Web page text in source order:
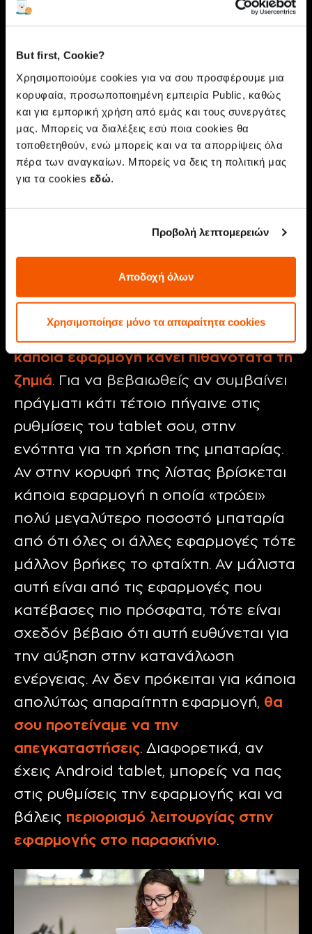
But first, Cookie?
Χρησιμοποιούμε cookies για να σου προσφέρουμε μια
κορυφαία, προσωποποιημένη εμπειρία Public, καθώς
και για εμπορική χρήση από εμάς και τους συνεργάτες
μας. Μπορείς να διαλέξεις εσύ ποια cookies θα
τοποθετηθούν, ενώ μπορείς και να τα απορρίψεις όλα
πέρα των αναγκαίων. Μπορείς να δεις τη πολιτική μας
για τα cookies εδώ.
Προβολή λεπτομερειών
Αποδοχή όλων
Χρησιμοποίησε μόνο τα απαραίτητα cookies
των εφαρμογών
Οι εφαρμογές που «τρέχουν» στο
παρασκήνιο μπορούν να
καταναλώσουν μεγάλο μέρος της
μπαταρίας χωρίς να χρησιμοποιείς τη
κάποια εφαρμογή κάνει πιθανότατα τη
ζημιά. Για να βεβαιωθείς αν συμβαίνει
πράγματι κάτι τέτοιο πήγαινε στις
ρυθμίσεις του tablet σου, στην
ενότητα για τη χρήση της μπαταρίας.
Αν στην κορυφή της λίστας βρίσκεται
κάποια εφαρμογή η οποία «τρώει»
πολύ μεγαλύτερο ποσοστό μπαταρία
από ότι όλες οι άλλες εφαρμογές τότε
μάλλον βρήκες το φταίχτη. Αν μάλιστα
αυτή είναι από τις εφαρμογές που
κατέβασες πιο πρόσφατα, τότε είναι
σχεδόν βέβαιο ότι αυτή ευθύνεται για
την αύξηση στην κατανάλωση
ενέργειας. Αν δεν πρόκειται για κάποια
απολύτως απαραίτητη εφαρμογή, θα
σου προτείναμε να την
απεγκαταστήσεις. Διαφορετικά, αν
έχεις Android tablet, μπορείς να πας
στις ρυθμίσεις την εφαρμογής και να
βάλεις περιορισμό λειτουργίας στην
εφαρμογής στο παρασκήνιο.